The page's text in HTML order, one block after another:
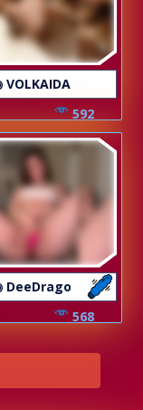
VOLKAIDA
592
DeeDrago
568